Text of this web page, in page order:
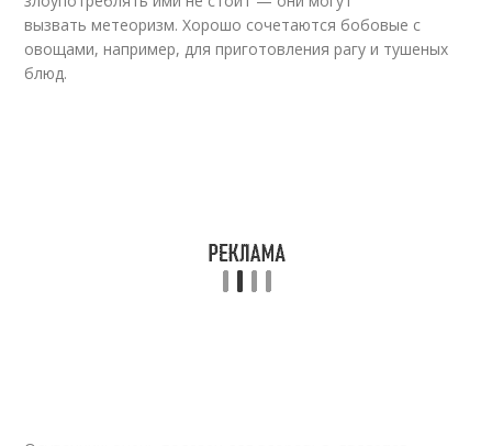
вызвать метеоризм. Хорошо сочетаются бобовые с
овощами, например, для приготовления рагу и тушеных
блюд.